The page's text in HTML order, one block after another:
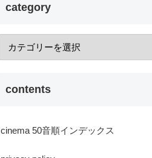
category
contents
cinema 50音順インデックス